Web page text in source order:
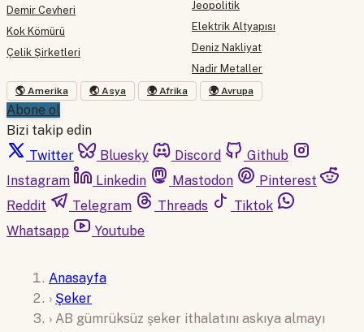
Demir Cevheri
Kok Kömürü
Çelik Şirketleri
Jeopolitik
Elektrik Altyapısı
Deniz Nakliyat
Nadir Metaller
🌎 Amerika 🌏 Asya 🌍 Afrika 🌍 Avrupa
Abone ol
Bizi takip edin
Twitter
Bluesky Discord
Github
Instagram
Linkedin Mastodon
Pinterest
Reddit
Telegram Threads
Tiktok
Whatsapp
Youtube
Anasayfa
› Şeker
› AB gümrüksüz şeker ithalatını askıya almayı